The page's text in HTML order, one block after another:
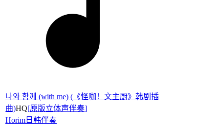
나와 함께 (with me) (《怪咖！文主厨》韩剧插
曲)HQ[原版立体声伴奏]
Horim 日韩伴奏